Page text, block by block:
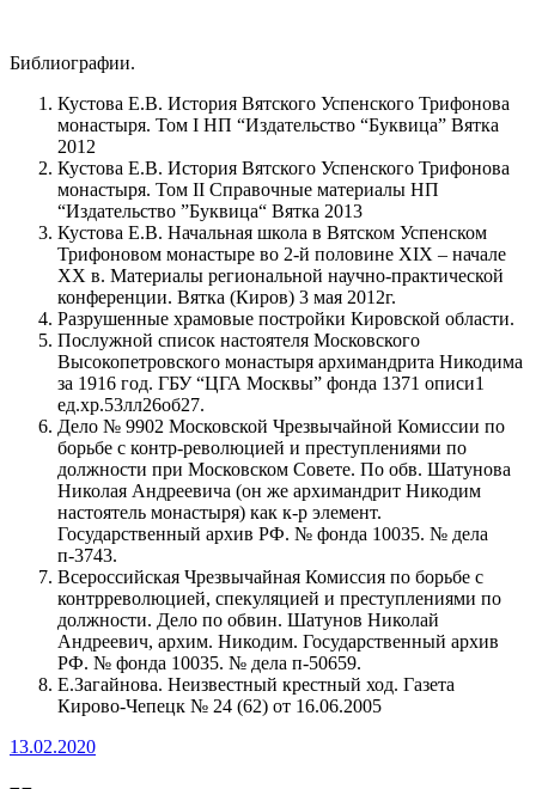
Библиографии.
Кустова Е.В. История Вятского Успенского Трифонова
монастыря. Том I НП “Издательство “Буквица” Вятка
2012
Кустова Е.В. История Вятского Успенского Трифонова
монастыря. Том II Справочные материалы НП
“Издательство ”Буквица“ Вятка 2013
Кустова Е.В. Начальная школа в Вятском Успенском
Трифоновом монастыре во 2-й половине XIX – начале
XX в. Материалы региональной научно-практической
конференции. Вятка (Киров) 3 мая 2012г.
Разрушенные храмовые постройки Кировской области.
Послужной список настоятеля Московского
Высокопетровского монастыря архимандрита Никодима
за 1916 год. ГБУ “ЦГА Москвы” фонда 1371 описи1
ед.хр.53лл26об27.
Дело № 9902 Московской Чрезвычайной Комиссии по
борьбе с контр-революцией и преступлениями по
должности при Московском Совете. По обв. Шатунова
Николая Андреевича (он же архимандрит Никодим
настоятель монастыря) как к-р элемент.
Государственный архив РФ. № фонда 10035. № дела
п-3743.
Всероссийская Чрезвычайная Комиссия по борьбе с
контрреволюцией, спекуляцией и преступлениями по
должности. Дело по обвин. Шатунов Николай
Андреевич, архим. Никодим. Государственный архив
РФ. № фонда 10035. № дела п-50659.
Е.Загайнова. Неизвестный крестный ход. Газета
Кирово-Чепецк № 24 (62) от 16.06.2005
13.02.2020